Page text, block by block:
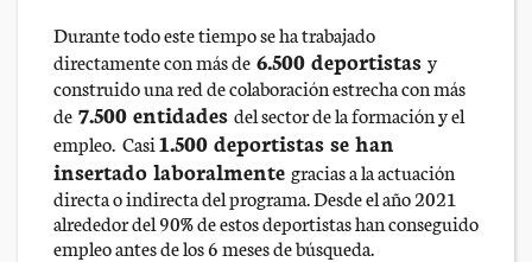
Durante todo este tiempo se ha trabajado
directamente con más de 6.500 deportistas y
construido una red de colaboración estrecha con más
de 7.500 entidades del sector de la formación y el
empleo. Casi1.500 deportistas se han
insertado laboralmente gracias a la actuación
directa o indirecta del programa. Desde el año 2021
alrededor del 90% de estos deportistas han conseguido
empleo antes de los 6 meses de búsqueda.